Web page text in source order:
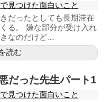
見つけた面白いこと
だったとしても長期滞在
る。 嫌な部分が受け入れ
なのだけど...
読む
だった先生パート1
見つけた面白いこと